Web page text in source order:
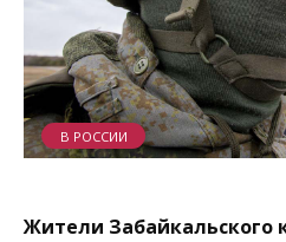
В РОССИИ
Жители Забайкальского